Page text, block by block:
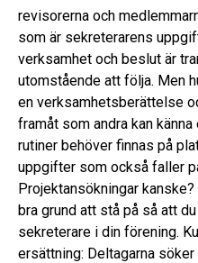
revisorerna och
som är sekreterarens
verksamhet och beslut är
utomstående att följa. Men
en verksamhetsberättelse
framåt som andra kan
rutiner behöver finnas på
uppgifter som också faller
Projektansökningar
bra grund att stå på så att
sekreterare i din förening.
ersättning: Deltagarna